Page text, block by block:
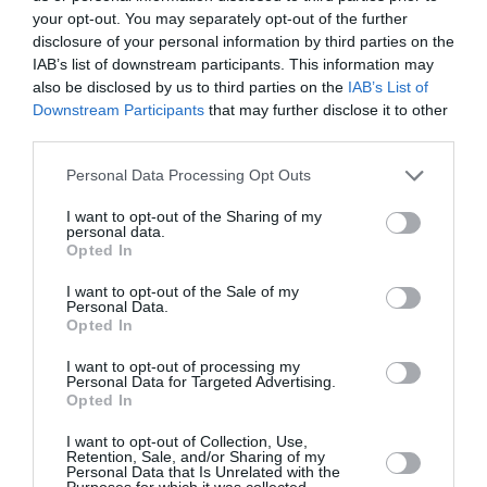
your opt-out. You may separately opt-out of the further
disclosure of your personal information by third parties on the
IAB’s list of downstream participants. This information may
also be disclosed by us to third parties on the IAB’s List of
Downstream Participants that may further disclose it to other
Personal Data Processing Opt Outs
I want to opt-out of the Sharing of my
personal data.
Opted In
I want to opt-out of the Sale of my
Personal Data.
Opted In
I want to opt-out of processing my
Personal Data for Targeted Advertising.
Opted In
I want to opt-out of Collection, Use,
Retention, Sale, and/or Sharing of my
Personal Data that Is Unrelated with the
South by Southeast: «Προς-
Ανατολίζοντας τη Συλλογή»
του ΕΜΣΤ
Κεντρική εικόνα θέματος: Δήμητρα Αλγιοβάνογλου το σαρκίο
Ταυτότητα Εκδήλωσης
Ημερομηνία:
Εγκαίνια: Παρασκευή 6 Φεβρουαρίου 2026, 18:00
Ώρες λειτουργίας: 11:00 - 20:00
Τοποθεσία: